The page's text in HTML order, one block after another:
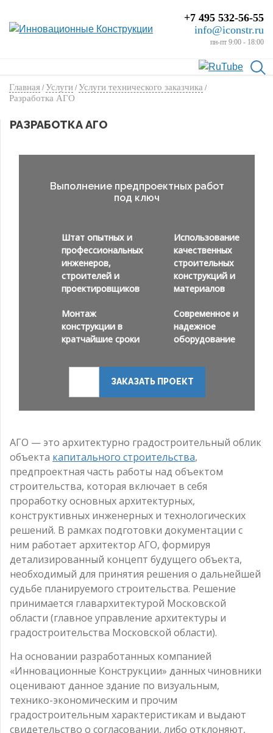
+7 495 532-56-55
info@iconstr.ru
пн-пт 9:00 - 18:00
Главная / Услуги / Услуги технического заказчика /
Разработка АГО
РАЗРАБОТКА АГО
Выполнение предпроектных работ
под ключ
Штат опытных и
профессиональных
инженеров,
строителей и
проектировщиков
Монтаж
конструкции в
кратчайшие сроки
Использование
качественных
строительных
конструкций и
материалов
Современное и
надежное
оборудование
ЗАКАЗАТЬ ПРОЕКТ
АГО — это архитектурно градостроительный облик
объекта капитального строительства,
предпроектная часть работы над объектом
строительства, которая включает в себя
проработку основных архитектурных,
конструктивных инженерных и технологических
решений. В рамках подготовки документации с
ним работает архитектор АГО, формируя
детализированный концепт будущего объекта,
необходимый для принятия решения о дальнейшей
судьбе планируемого строительства. Решение
принимается главархитектурой Московской
области (главное управление архитектуры и
градостроительства Московской области).
На основании разработанных компанией
«Инновационные Конструкции» данных чиновники
оценивают данное здание по визуальным,
технико-экономическим и прочим
градостроительным характеристикам и выдают
свидетельство о согласовании, либо отклоняют,